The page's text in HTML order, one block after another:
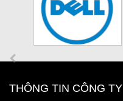
THÔNG TIN CÔNG TY